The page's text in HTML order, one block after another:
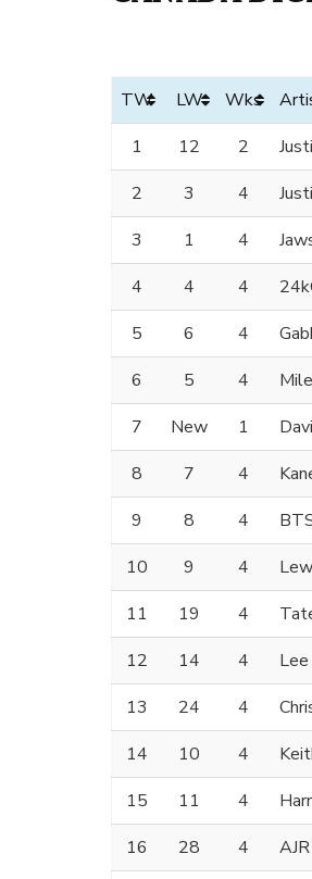
TW
LW Wks
1
12 2
2
3 4
3
1 4
4
4 4
5
6 4
6
5 4
7
New 1
8
7 4
9
8 4
10
9 4
11
19 4
12
14 4
13
24 4
14
10 4
15
11 4
16
28 4 AJR